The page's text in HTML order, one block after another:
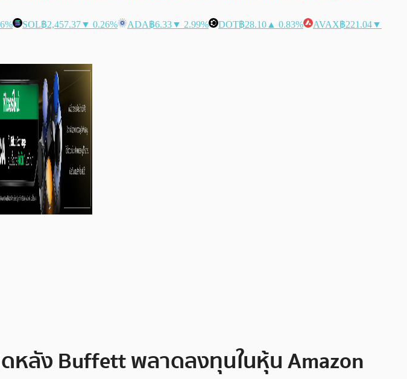
SOL฿2,457.37▼ 0.26% ADA฿6.33▼ 2.99% DOT฿28.10 ▲ 0.83% AVAX฿221.04▼
หลัง Buffett พลาดลงทุนในหุ้น Amazon